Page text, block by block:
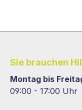
Sie brauchen
Montag bis
09:00 - 17:00 Uhr